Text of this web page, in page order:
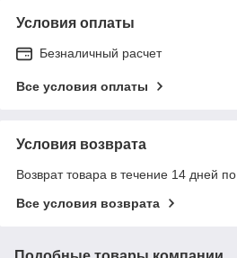
Условия оплаты
Безналичный расчет
Все условия оплаты
Условия возврата
Возврат товара в течение 14 дней
Все условия возврата